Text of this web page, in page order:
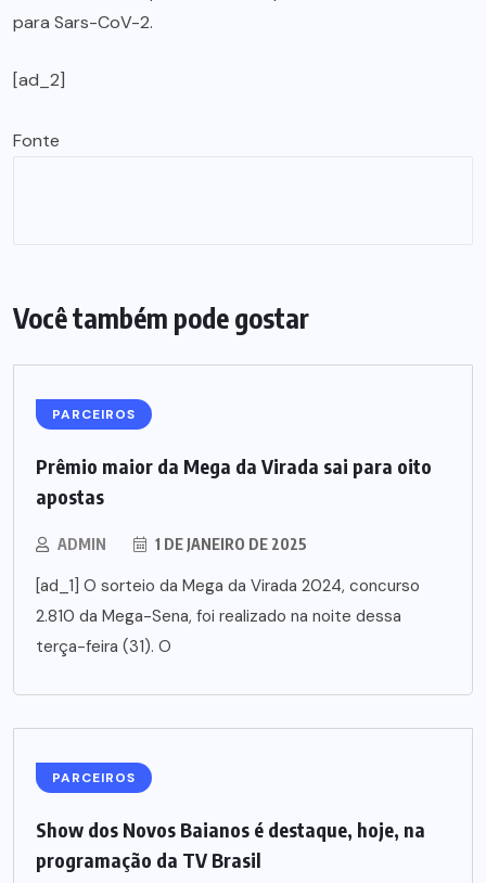
para Sars-CoV-2.
[ad_2]
Fonte
Você também pode gostar
PARCEIROS
Prêmio maior da Mega da Virada sai para oito
apostas
ADMIN 1 DE JANEIRO DE 2025
[ad_1] O sorteio da Mega da Virada 2024, concurso
2.810 da Mega-Sena, foi realizado na noite dessa
terça-feira (31). O
PARCEIROS
Show dos Novos Baianos é destaque, hoje, na
programação da TV Brasil